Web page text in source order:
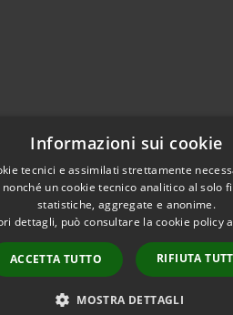
Copyright ©
Informazioni sui cookie
tecnici e assimilati strettamente
un cookie tecnico analitico al solo
statistiche, aggregate e anonime.
dettagli, può consultare la cookie policy
ACCETTA TUTTO RIFIUTA
MOSTRA DETTAGLI